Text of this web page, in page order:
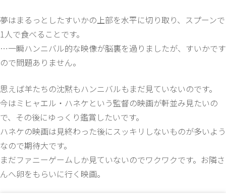
夢はまるっとしたすいかの上部を水平に切り取り、スプーンで
1人で食べることです。
…一瞬ハンニバル的な映像が脳裏を過りましたが、すいかです
ので問題ありません。
思えば羊たちの沈黙もハンニバルもまだ見ていないのです。
今はミヒャエル・ハネケという監督の映画が軒並み見たいの
で、その後にゆっくり鑑賞したいです。
ハネケの映画は見終わった後にスッキリしないものが多いよう
なので期待大です。
まだファニーゲームしか見ていないのでワクワクです。お隣さ
んへ卵をもらいに行く映画。